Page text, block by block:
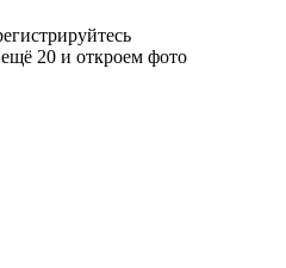
20 и откроем фото